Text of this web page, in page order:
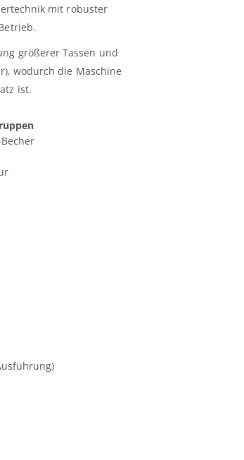
mit robuster
größerer Tassen und
wodurch die Maschine
ist.